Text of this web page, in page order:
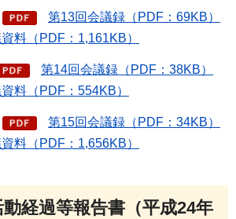
第13回会議録（PDF：69KB）
料（PDF：1,161KB）
第14回会議録（PDF：38KB）
料（PDF：554KB）
第15回会議録（PDF：34KB）
料（PDF：1,656KB）
経過等報告書（平成24年